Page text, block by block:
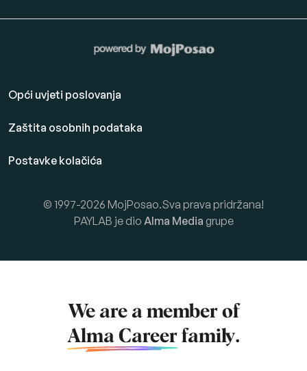
Opći uvjeti poslovanja
Zaštita osobnih podataka
Postavke kolačića
© 1997-2026 MojPosao.Sva prava pridržana!
PAYLAB je dio Alma Media grupe
We are a member of
Alma Career family.